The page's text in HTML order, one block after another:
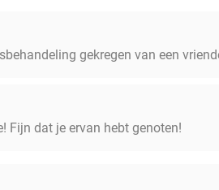
gekregen van een
Fijn dat je ervan hebt genoten!